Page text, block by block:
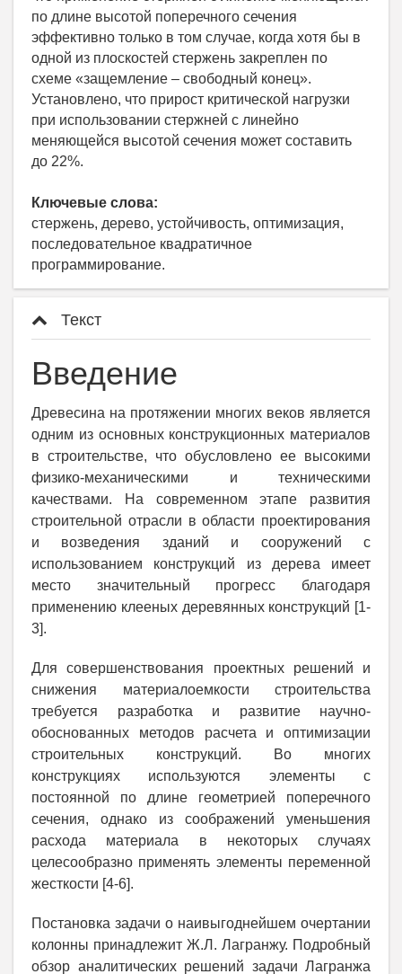
по длине высотой поперечного сечения
эффективно только в том случае, когда хотя бы в
одной из плоскостей стержень закреплен по
схеме «защемление – свободный конец».
Установлено, что прирост критической нагрузки
при использовании стержней с линейно
меняющейся высотой сечения может составить
до 22%.
Ключевые слова:
стержень, дерево, устойчивость, оптимизация,
последовательное квадратичное
программирование.
Текст
Введение
Древесина на протяжении многих веков является
одним из основных конструкционных материалов
в строительстве, что обусловлено ее высокими
физико-механическими и техническими
качествами. На современном этапе развития
строительной отрасли в области проектирования
и возведения зданий и сооружений с
использованием конструкций из дерева имеет
место значительный прогресс благодаря
применению клееных деревянных конструкций [1-
3].
Для совершенствования проектных решений и
снижения материалоемкости строительства
требуется разработка и развитие научно-
обоснованных методов расчета и оптимизации
строительных конструкций. Во многих
конструкциях используются элементы с
постоянной по длине геометрией поперечного
сечения, однако из соображений уменьшения
расхода материала в некоторых случаях
целесообразно применять элементы переменной
жесткости [4-6].
Постановка задачи о наивыгоднейшем очертании
колонны принадлежит Ж.Л. Лагранжу. Подробный
обзор аналитических решений задачи Лагранжа